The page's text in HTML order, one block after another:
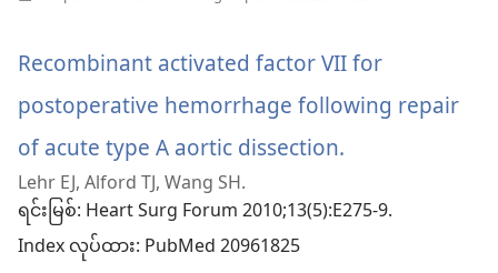
တယ်)
နေ
တယ်)
Recombinant activated factor VII for
postoperative hemorrhage following repair
of acute type A aortic dissection.
Lehr EJ, Alford TJ, Wang SH.
ရင်းမြစ်‎: Heart Surg Forum 2010;13(5):E275-9.
Index လုပ်ထား‎: PubMed 20961825